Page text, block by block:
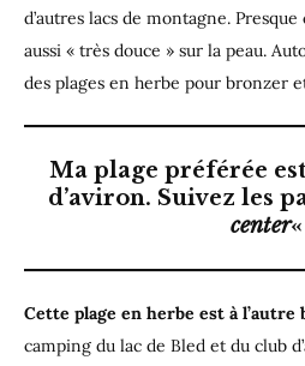
d’autres lacs de montagne.
aussi « très douce » sur la peau.
des plages en herbe pour bronzer
Ma plage préférée
d’aviron. Suivez les
center«
Cette plage en herbe est à l’autre
camping du lac de Bled et du club